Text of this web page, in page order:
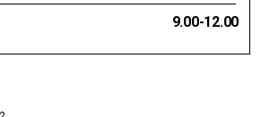
9.00-12.00